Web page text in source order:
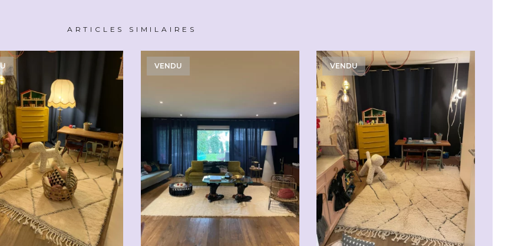
ARTICLES SIMILAIRES
VENDU VENDU